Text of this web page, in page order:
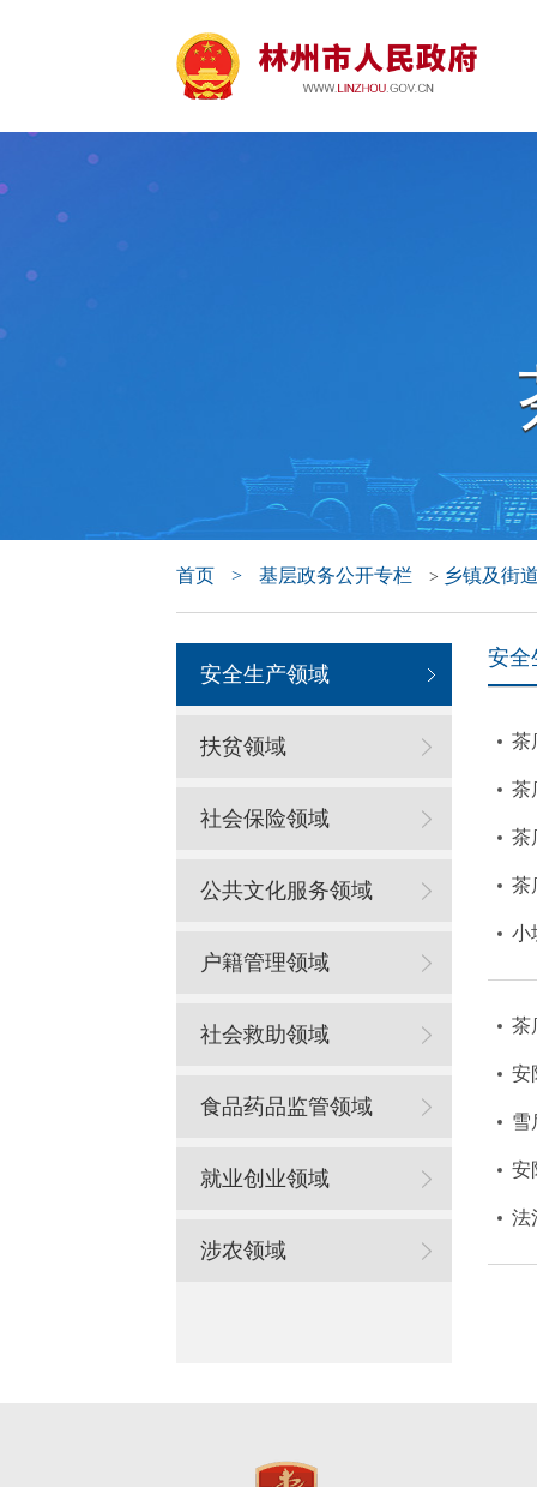
首页 > 基层政务公开专栏 > 乡镇及街
安全生产领域
扶贫领域
社会保险领域
公共文化服务领域
户籍管理领域
社会救助领域
食品药品监管领域
就业创业领域
涉农领域
安全
茶
茶
茶
茶
小
茶
安
雪
安
法